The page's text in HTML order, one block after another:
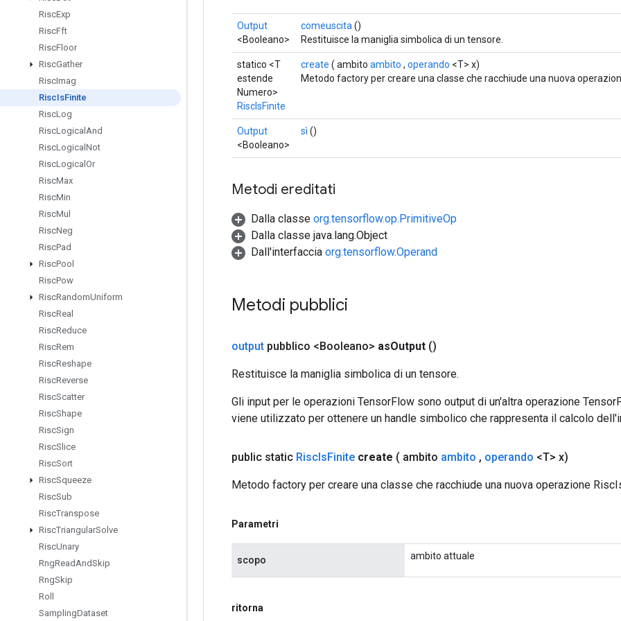
RiscExp
RiscFft
RiscFloor
RiscGather
RiscImag
RiscIsFinite
RiscLog
RiscLogical And
RiscLogical Not
RiscLogical Or
RiscMax
RiscMin
RiscMul
RiscNeg
RiscPad
RiscPool
RiscPow
RiscRandomUniform
RiscReal
RiscReduce
RiscRem
RiscReshape
RiscReverse
RiscScatter
RiscShape
RiscSign
RiscSlice
RiscSort
RiscSqueeze
RiscSub
RiscTranspose
RiscTriangularSolve
RiscUnary
RngReadAndSkip
RngSkip
Roll
SamplingDataset
Output
<Booleano>
comeuscita ()
Restituisce la maniglia simbolica di un tensore.
statico <T
estende
Numero>
RiscIsFinite
create ( ambito ambito , operando <T> x)
Metodo factory per creare una classe che racchiude una nuova
Output
<Booleano>
sì ()
Metodi ereditati
Dalla classe org.tensorflow.op.PrimitiveOp
Dalla classe java.lang.Object
Dall'interfaccia org.tensorflow.Operand
Metodi pubblici
output pubblico <Booleano> asOutput ()
Restituisce la maniglia simbolica di un tensore.
Gli input per le operazioni TensorFlow sono output di un'altra operazione
viene utilizzato per ottenere un handle simbolico che rappresenta il calcolo
public static RiscIsFinite create ( ambito ambito , operando <T> x)
Metodo factory per creare una classe che racchiude una nuova operazione
Parametri
scopo ambito attuale
ritorna